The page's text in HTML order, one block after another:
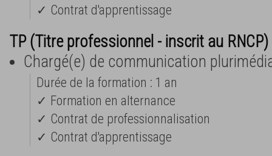
✓ Contrat d'apprentissage
TP (Titre professionnel - inscrit au RNCP)
Chargé(e) de communication
Durée de la formation : 1 an
✓ Formation en alternance
✓ Contrat de professionnalisation
✓ Contrat d'apprentissage